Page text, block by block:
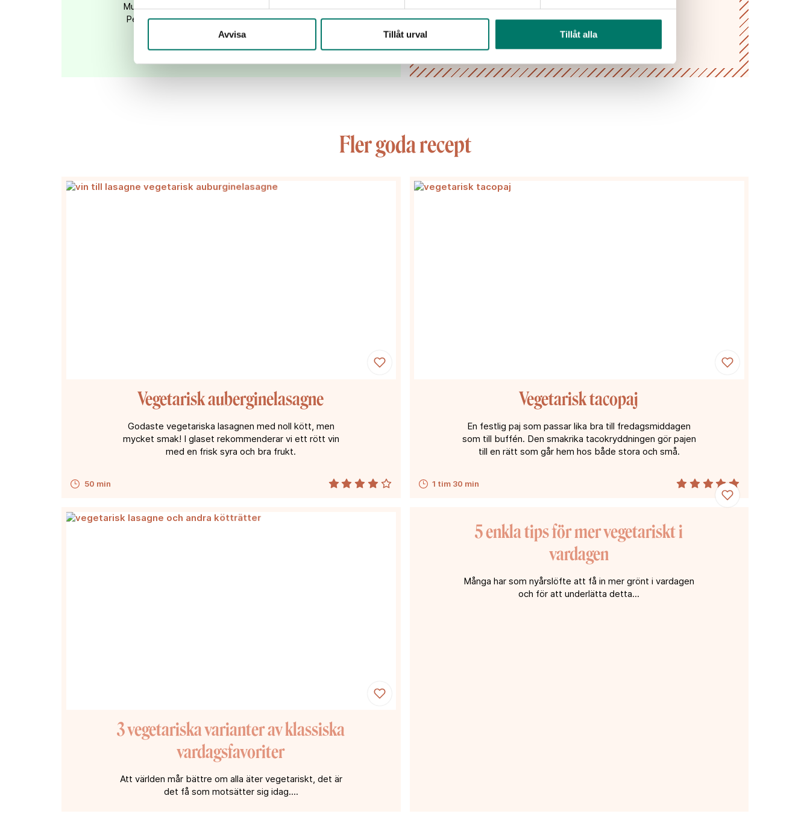
Avvisa Tillåt urval Tillåt alla
Mustigt rött vin från Italiens gömda pärla – Umbrien.
Perfekt till en härligt smakrik pizza eller grillkvällen.
KÖP
Fler goda recept
50 min
Vegetarisk auberginelasagne
Godaste vegetariska lasagnen med noll kött, men
mycket smak! I glaset rekommenderar vi ett rött vin
med en frisk syra och bra frukt.
1 tim 30 min
Vegetarisk tacopaj
En festlig paj som passar lika bra till fredagsmiddagen
som till buffén. Den smakrika tacokryddningen gör pajen
till en rätt som går hem hos både stora och små.
3 vegetariska varianter av klassiska
vardagsfavoriter
Att världen mår bättre om alla äter vegetariskt, det är
det få som motsätter sig idag....
5 enkla tips för mer vegetariskt i
vardagen
Många har som nyårslöfte att få in mer grönt i vardagen
och för att underlätta detta...